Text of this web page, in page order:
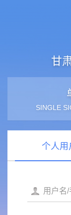
甘
SINGLE
个人用